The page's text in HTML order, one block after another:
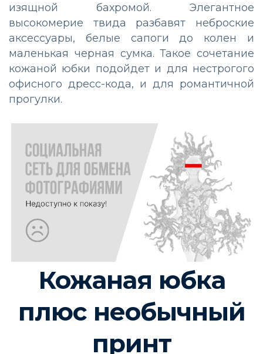
изящной бахромой. Элегантное
высокомерие твида разбавят неброские
аксессуары, белые сапоги до колен и
маленькая черная сумка. Такое сочетание
кожаной юбки подойдет и для нестрогого
офисного дресс-кода, и для романтичной
прогулки.
Кожаная юбка
плюс необычный
принт